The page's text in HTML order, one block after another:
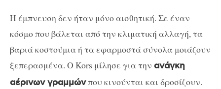
Η έμπνευση δεν ήταν μόνο αισθητική. Σε έναν
κόσμο που βάλεται από την κλιματική αλλαγή, τα
βαριά κοστούμια ή τα εφαρμοστά σύνολα μοιάζουν
ξεπερασμένα. Ο Kors μίλησε για την ανάγκη
αέρινων γραμμώνπου κινούνται και δροσίζουν.